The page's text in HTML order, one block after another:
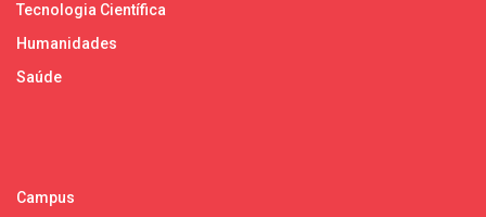
Tecnologia Científica
Humanidades
Saúde
Campus